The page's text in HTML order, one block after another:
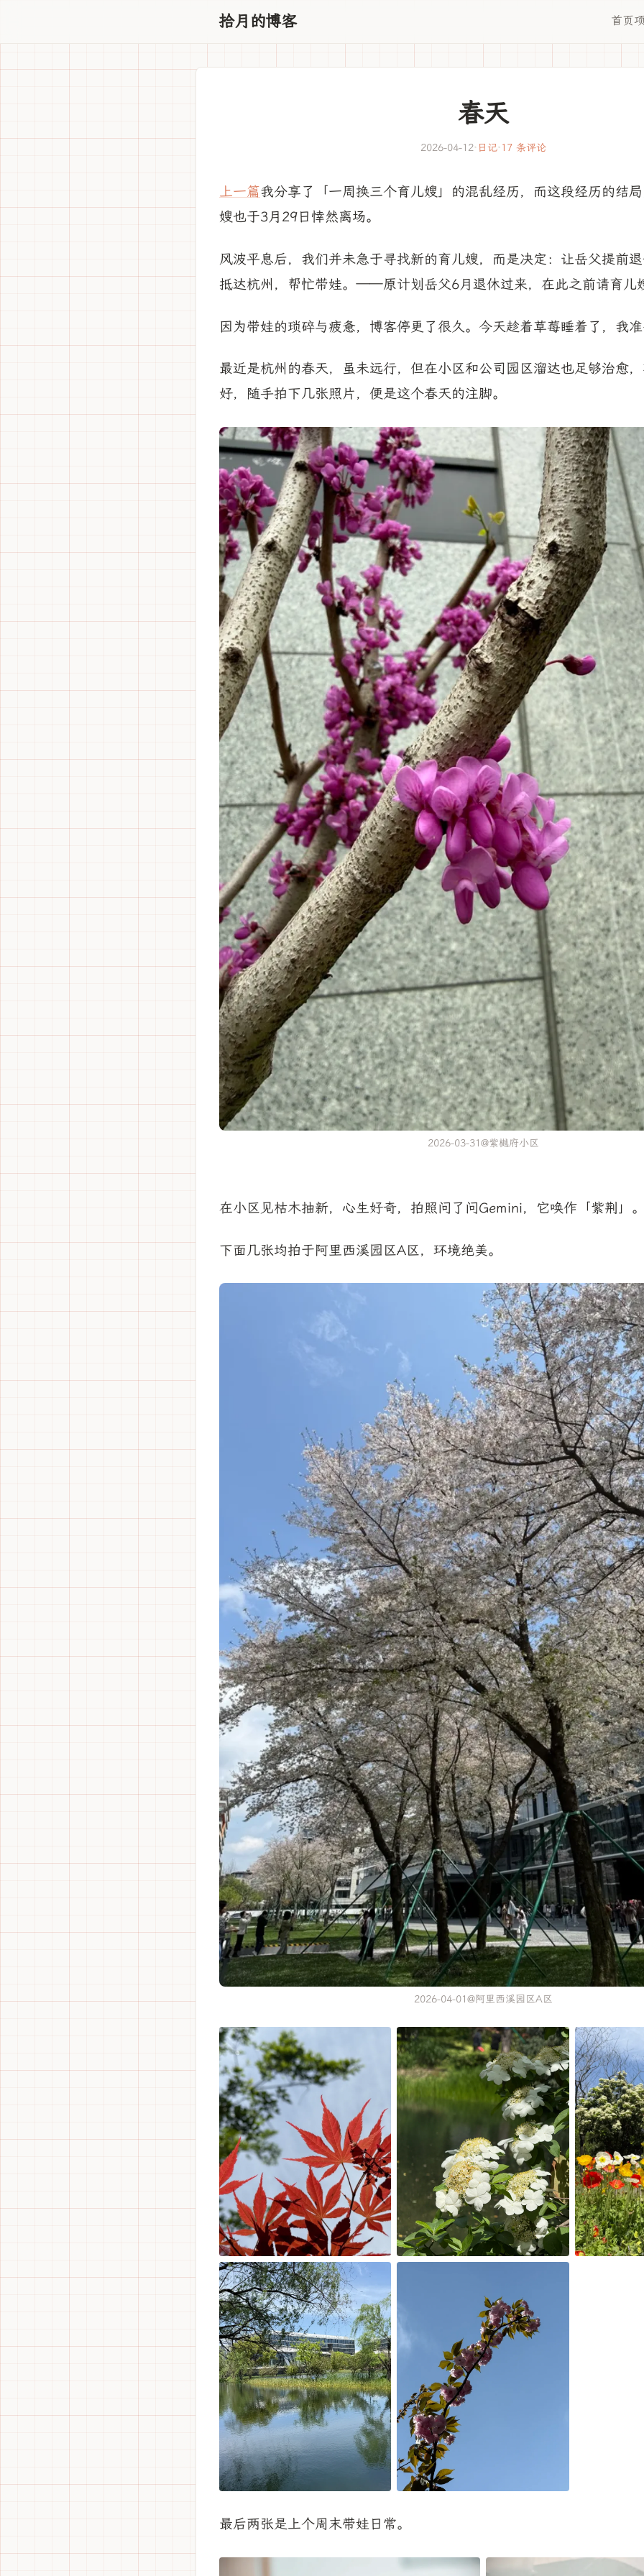
拾月的博客 首页
春天
2026-04-12· 日记· 17 条评论
上一篇我分享了「一周换三个育儿嫂」的混乱经历，而这段经历的结
嫂也于3月29日悻然离场。
风波平息后，我们并未急于寻找新的育儿嫂，而是决定：让岳父提前
抵达杭州，帮忙带娃。——原计划岳父6月退休过来，在此之前请育儿
因为带娃的琐碎与疲惫，博客停更了很久。今天趁着草莓睡着了，我
最近是杭州的春天，虽未远行，但在小区和公司园区溜达也足够治愈
好，随手拍下几张照片，便是这个春天的注脚。
2026-03-31@紫樾府小区
在小区见枯木抽新，心生好奇，拍照问了问Gemini，它唤作「紫荆」
下面几张均拍于阿里西溪园区A区，环境绝美。
2026-04-01@阿里西溪园区A区
最后两张是上个周末带娃日常。